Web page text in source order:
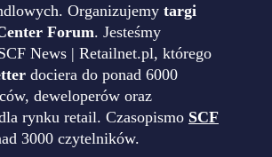
Organizujemy targi
Forum. Jesteśmy
News | Retailnet.pl, którego
dociera do ponad 6000
deweloperów oraz
rynku retail. Czasopismo SCF
3000 czytelników.